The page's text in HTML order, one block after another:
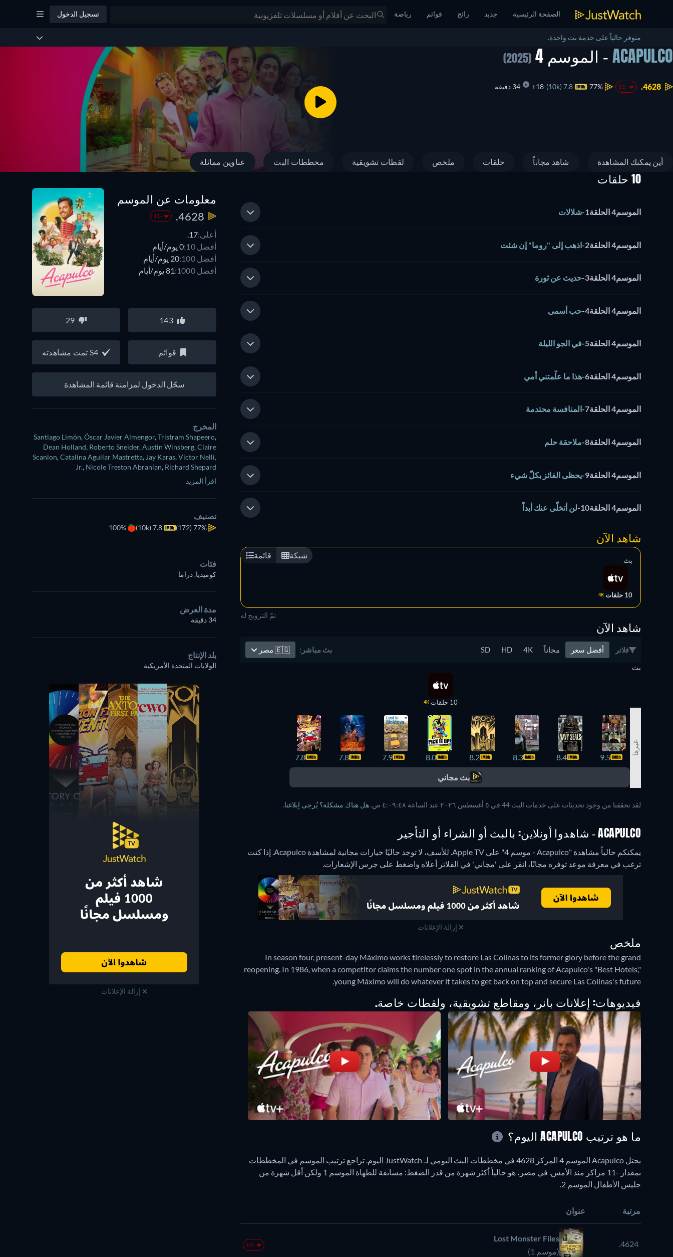
الصفحة الرئيسية جديد رائج قوائم رياضة تسجيل الدخول
متوفر حالياً على خدمة بث واحدة.
ACAPULCO - الموسم 4 (2025)
4628.
-11
77%
7.8 (10k)
18+ 34 دقيقة
أين يمكنك المشاهدة شاهد مجاناً حلقات ملخص لقطات تشويقية مخططات البث عناوين مماثلة
10 حلقات
الموسم4 الحلقة1 -شلالات
الموسم4 الحلقة2 -اذهب إلى "روما" إن شئت
الموسم4 الحلقة3 -حديث عن ثورة
الموسم4 الحلقة4 -حب أسمى
الموسم4 الحلقة5 -في الجو الليلة
الموسم4 الحلقة6 -هذا ما علّمتني أمي
الموسم4 الحلقة7 -المنافسة محتدمة
الموسم4 الحلقة8 -ملاحقة حلم
الموسم4 الحلقة9 -يحظى الفائز بكلّ شيء
الموسم4 الحلقة10 -لن أتخلّى عنك أبداً
قائمة شبكة
شاهد الآن
بث
10 حلقات 4K
تمّ الترويج له
شاهد الآن
فلاتر أفضل سعر مجاناً 4K
HD
SD بث مباشر: 🇪🇬 مصر
بث
10 حلقات 4K
غيرها
9.5
8.4
8.3
8.2
8.0
7.9
7.8
7.8
بث مجاني
لقد تحققنا من وجود تحديثات على خدمات البث 44 في ٥ أغسطس ٢٠٢٦ عند الساعة ٤:٠٩:٤٨ ص. هل هناك مشكلة؟ يُرجى إبلاغنا.
ACAPULCO - شاهدوا أونلاين: بالبث أو الشراء أو التأجير
يمكنكم حالياً مشاهدة "Acapulco - موسم 4" على Apple TV.
للأسف، لا توجد حاليًا خيارات مجانية لمشاهدة Acapulco. إذا كنت
ترغب في معرفة موعد توفره مجانًا، انقر على 'مجاني' في الفلاتر أعلاه واضغط على جرس الإشعارات.
إزالة الإعلانات
ملخص
In season four, present-day Máximo works tirelessly to restore Las Colinas to its former glory before the grand
reopening. In 1986, when a competitor claims the number one spot in the annual ranking of Acapulco's "Best Hotels,"
young Máximo will do whatever it takes to get back on top and secure Las Colinas's future.
فيديوهات: إعلانات بانر، ومقاطع تشويقية، ولقطات خاصة.
معلومات عن الموسم
4628.
-11
أعلى:17.
أفضل 10:
0 يوم/أيام
أفضل 100:
20 يوم/أيام
أفضل 1000:
81 يوم/أيام
143
29
قوائم S4 تمت مشاهدته
سجّل الدخول لمزامنة قائمة المشاهدة
المخرج
Santiago Limón,Óscar Javier Almengor,Tristram Shapeero,
Dean Holland, Roberto Sneider,Austin Winsberg,Claire
Scanlon,Catalina Aguilar Mastretta, Jay Karas,Victor Nelli,
Jr., Nicole Treston Abranian, Richard Shepard
اقرأ المزيد
تصنيف
77%
(172)
7.8 (10k)
100%
فئات
كوميديا, دراما
مدة العرض
34 دقيقة
بلد الإنتاج
الولايات المتحدة الأمريكية
إزالة الإعلانات
ما هو ترتيب ACAPULCO اليوم؟
يحتل Acapulco الموسم 4 المركز 4628 في مخططات البث اليومي لـ JustWatch اليوم. تراجع ترتيب الموسم في المخططات
بمقدار -11 مراكز منذ الأمس. في مصر، هو حالياً أكثر شهرة من قدر الضغط: مسابقة للطهاة الموسم 1 ولكن أقل شهرة من
جليس الأطفال الموسم 2.
مرتبة عنوان
4624.
Lost Monster Files
(موسم 1)
-19